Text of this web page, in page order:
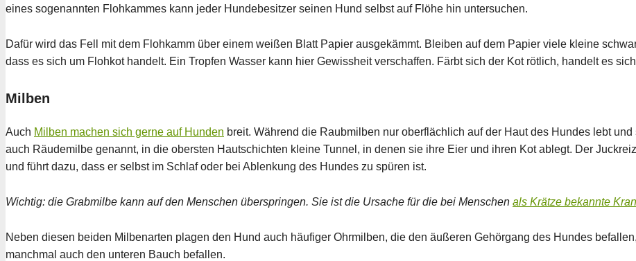
eines sogenannten Flohkammes kann jeder Hundebesitzer seinen Hund selbst auf Flöhe hin untersuchen.
Dafür wird das Fell mit dem Flohkamm über einem weißen Blatt Papier ausgekämmt. Bleiben auf dem Papier viele kleine
dass es sich um Flohkot handelt. Ein Tropfen Wasser kann hier Gewissheit verschaffen. Färbt sich der Kot rötlich, handelt es
Milben
Auch Milben machen sich gerne auf Hunden breit. Während die Raubmilben nur oberflächlich auf der Haut des Hundes lebt
auch Räudemilbe genannt, in die obersten Hautschichten kleine Tunnel, in denen sie ihre Eier und ihren Kot ablegt. Der
und führt dazu, dass er selbst im Schlaf oder bei Ablenkung des Hundes zu spüren ist.
Wichtig: die Grabmilbe kann auf den Menschen überspringen. Sie ist die Ursache für die bei Menschen als Krätze bekannte
Neben diesen beiden Milbenarten plagen den Hund auch häufiger Ohrmilben, die den äußeren Gehörgang des Hundes
manchmal auch den unteren Bauch befallen.